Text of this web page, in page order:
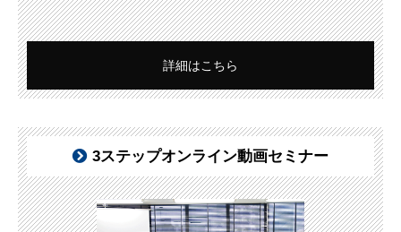
詳細はこちら
3ステップオンライン動画セミナー